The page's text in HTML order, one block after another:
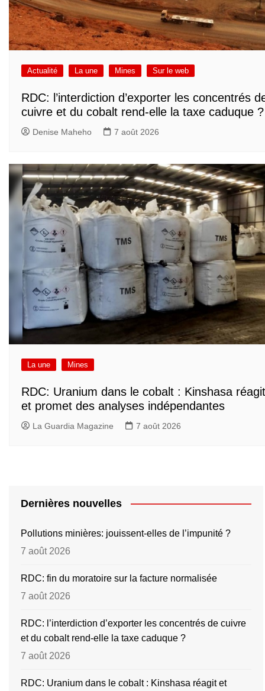
Actualité La une Mines Sur le web
RDC: l’interdiction d’exporter les concentrés
cuivre et du cobalt rend-elle la taxe caduque ?
Denise Maheho 7 août 2026
La une Mines
RDC: Uranium dans le cobalt : Kinshasa réagit
et promet des analyses indépendantes
La Guardia Magazine 7 août 2026
Dernières nouvelles
Pollutions minières: jouissent-elles de l’impunité ?
7 août 2026
RDC: fin du moratoire sur la facture normalisée
7 août 2026
RDC: l’interdiction d’exporter les concentrés de cuivre
et du cobalt rend-elle la taxe caduque ?
7 août 2026
RDC: Uranium dans le cobalt : Kinshasa réagit et